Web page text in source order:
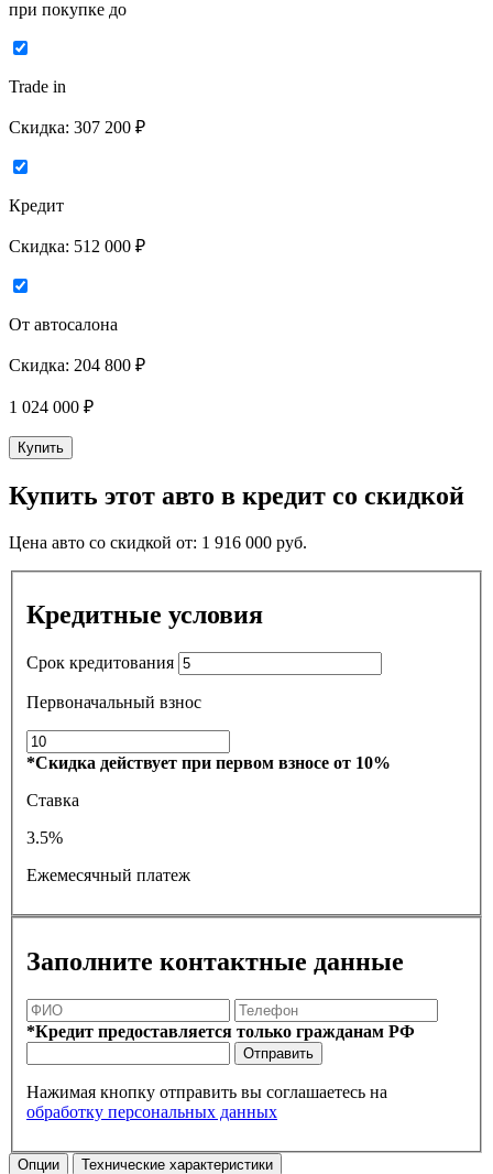
при покупке до
Trade in
Скидка: 307 200 ₽
Кредит
Скидка: 512 000 ₽
От автосалона
Скидка: 204 800 ₽
1 024 000 ₽
Купить
Купить этот авто в кредит со скидкой
Цена авто со скидкой от: 1 916 000 руб.
Кредитные условия
Срок кредитования
Первоначальный взнос
*Скидка действует при первом взносе от 10%
Ставка
3.5%
Ежемесячный платеж
Заполните контактные данные
*Кредит предоставляется только гражданам РФ
Отправить
Нажимая кнопку отправить вы соглашаетесь на
обработку персональных данных
Опции Технические характеристики